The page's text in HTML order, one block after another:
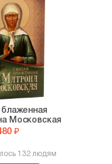
блаженная
Московская
₽
132 людям